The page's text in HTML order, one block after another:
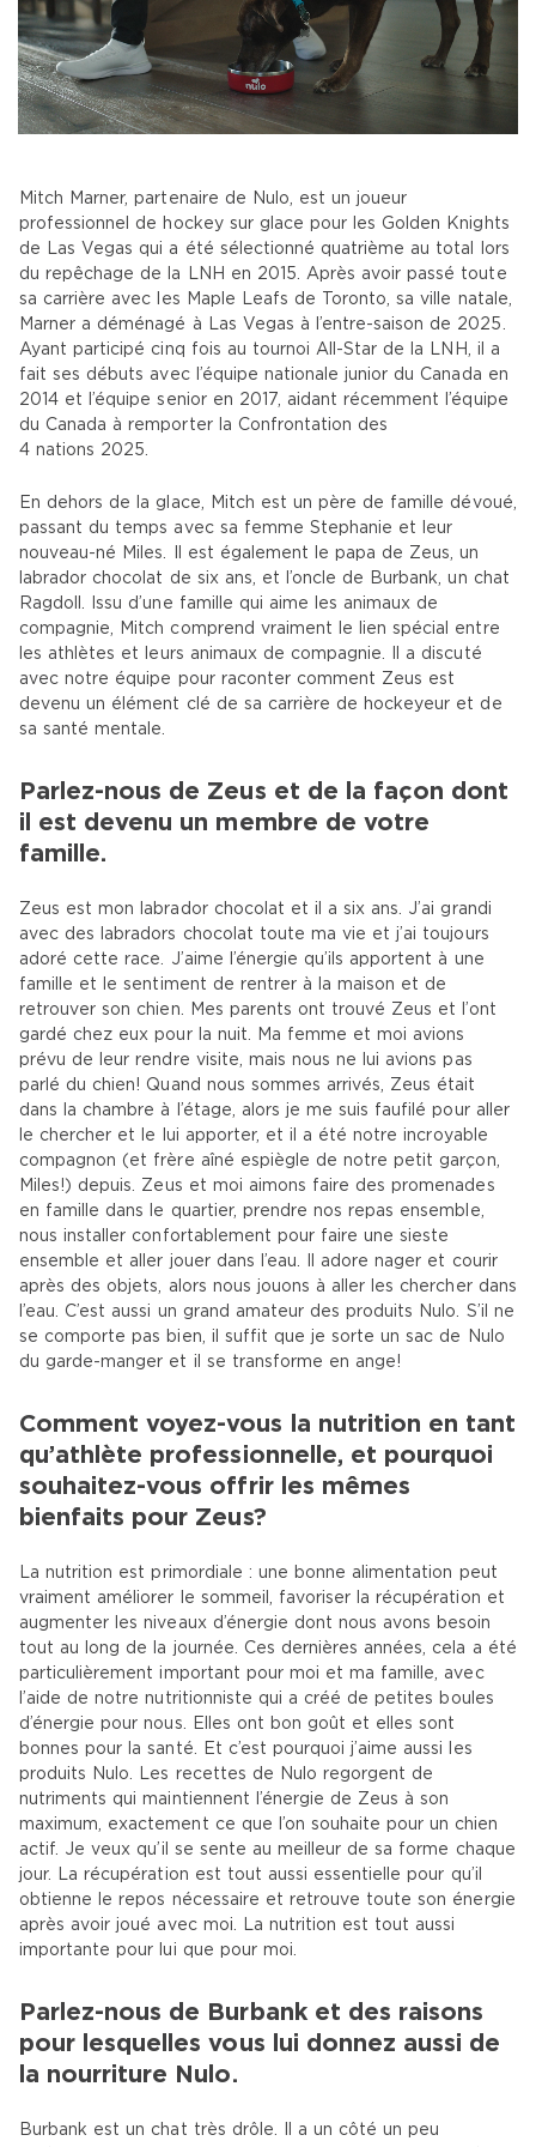
Mitch Marner, partenaire de Nulo, est un joueur
professionnel de hockey sur glace pour les Golden Knights
de Las Vegas qui a été sélectionné quatrième au total lors
du repêchage de la LNH en 2015. Après avoir passé toute
sa carrière avec les Maple Leafs de Toronto, sa ville natale,
Marner a déménagé à Las Vegas à l’entre-saison de 2025.
Ayant participé cinq fois au tournoi All-Star de la LNH, il a
fait ses débuts avec l’équipe nationale junior du Canada en
2014 et l’équipe senior en 2017, aidant récemment l’équipe
du Canada à remporter la Confrontation des
4 nations 2025.
En dehors de la glace, Mitch est un père de famille dévoué,
passant du temps avec sa femme Stephanie et leur
nouveau-né Miles. Il est également le papa de Zeus, un
labrador chocolat de six ans, et l’oncle de Burbank, un chat
Ragdoll. Issu d’une famille qui aime les animaux de
compagnie, Mitch comprend vraiment le lien spécial entre
les athlètes et leurs animaux de compagnie. Il a discuté
avec notre équipe pour raconter comment Zeus est
devenu un élément clé de sa carrière de hockeyeur et de
sa santé mentale.
Parlez-nous de Zeus et de la façon dont
il est devenu un membre de votre
famille.
Zeus est mon labrador chocolat et il a six ans. J’ai grandi
avec des labradors chocolat toute ma vie et j’ai toujours
adoré cette race. J’aime l’énergie qu’ils apportent à une
famille et le sentiment de rentrer à la maison et de
retrouver son chien. Mes parents ont trouvé Zeus et l’ont
gardé chez eux pour la nuit. Ma femme et moi avions
prévu de leur rendre visite, mais nous ne lui avions pas
parlé du chien! Quand nous sommes arrivés, Zeus était
dans la chambre à l’étage, alors je me suis faufilé pour aller
le chercher et le lui apporter, et il a été notre incroyable
compagnon (et frère aîné espiègle de notre petit garçon,
Miles!) depuis. Zeus et moi aimons faire des promenades
en famille dans le quartier, prendre nos repas ensemble,
nous installer confortablement pour faire une sieste
ensemble et aller jouer dans l’eau. Il adore nager et courir
après des objets, alors nous jouons à aller les chercher dans
l’eau. C’est aussi un grand amateur des produits Nulo. S’il ne
se comporte pas bien, il suffit que je sorte un sac de Nulo
du garde-manger et il se transforme en ange!
Comment voyez-vous la nutrition en tant
qu’athlète professionnelle, et pourquoi
souhaitez-vous offrir les mêmes
bienfaits pour Zeus?
La nutrition est primordiale : une bonne alimentation peut
vraiment améliorer le sommeil, favoriser la récupération et
augmenter les niveaux d’énergie dont nous avons besoin
tout au long de la journée. Ces dernières années, cela a été
particulièrement important pour moi et ma famille, avec
l’aide de notre nutritionniste qui a créé de petites boules
d’énergie pour nous. Elles ont bon goût et elles sont
bonnes pour la santé. Et c’est pourquoi j’aime aussi les
produits Nulo. Les recettes de Nulo regorgent de
nutriments qui maintiennent l’énergie de Zeus à son
maximum, exactement ce que l’on souhaite pour un chien
actif. Je veux qu’il se sente au meilleur de sa forme chaque
jour. La récupération est tout aussi essentielle pour qu’il
obtienne le repos nécessaire et retrouve toute son énergie
après avoir joué avec moi. La nutrition est tout aussi
importante pour lui que pour moi.
Parlez-nous de Burbank et des raisons
pour lesquelles vous lui donnez aussi de
la nourriture Nulo.
Burbank est un chat très drôle. Il a un côté un peu